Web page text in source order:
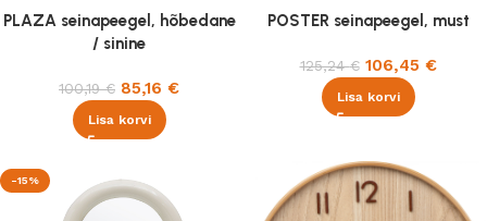
PLAZA seinapeegel, hõbedane
/ sinine
100,19€ 85,16 €
Lisa korvi
POSTER seinapeegel, must
125,24€ 106,45 €
Lisa korvi
-15%